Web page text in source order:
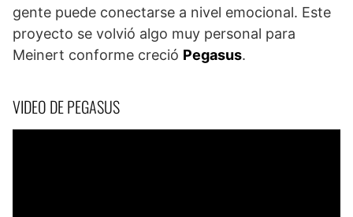
gente puede conectarse a nivel emocional. Este
proyecto se volvió algo muy personal para
Meinert conforme creció Pegasus.
VIDEO DE PEGASUS